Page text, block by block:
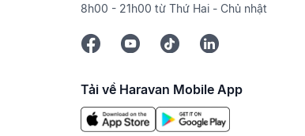
8h00 - 21h00 từ Thứ Hai - Chủ nhật
Tải về Haravan Mobile App